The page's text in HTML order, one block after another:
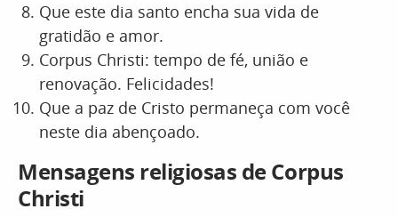
Que este dia santo encha sua vida de
gratidão e amor.
Corpus Christi: tempo de fé, união e
renovação. Felicidades!
Que a paz de Cristo permaneça com você
neste dia abençoado.
Mensagens religiosas de Corpus
Christi